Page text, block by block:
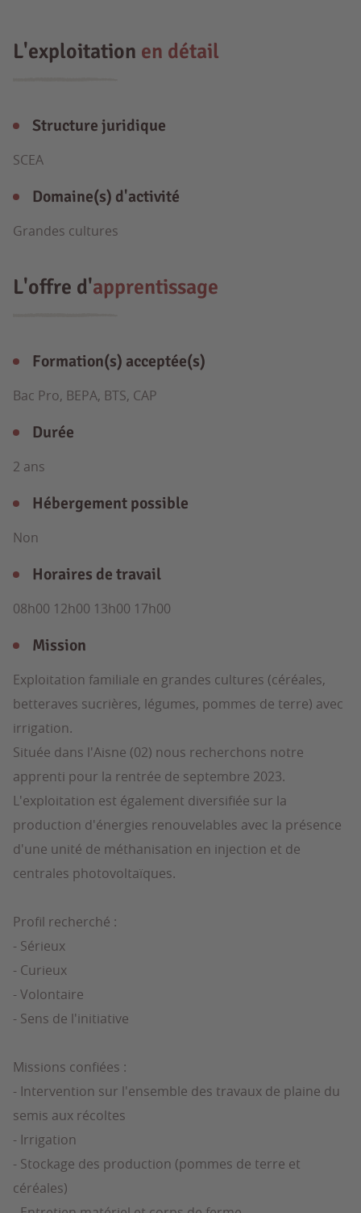
L'exploitation en détail
Structure juridique
SCEA
Domaine(s) d'activité
Grandes cultures
L'offre d'apprentissage
Formation(s) acceptée(s)
Bac Pro, BEPA, BTS, CAP
Durée
2 ans
Hébergement possible
Non
Horaires de travail
08h00 12h00 13h00 17h00
Mission
Exploitation familiale en grandes cultures (céréales,
betteraves sucrières, légumes, pommes de terre) avec
irrigation.
Située dans l'Aisne (02) nous recherchons notre
apprenti pour la rentrée de septembre 2023.
L'exploitation est également diversifiée sur la
production d'énergies renouvelables avec la présence
d'une unité de méthanisation en injection et de
centrales photovoltaïques.
Profil recherché :
- Sérieux
- Curieux
- Volontaire
- Sens de l'initiative
Missions confiées :
- Intervention sur l'ensemble des travaux de plaine du
semis aux récoltes
- Irrigation
- Stockage des production (pommes de terre et
céréales)